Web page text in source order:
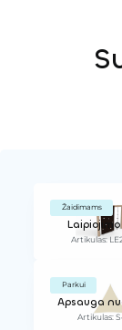
Žaidimams
Artikulas:
Parkui
Apsauga
Artikulas: